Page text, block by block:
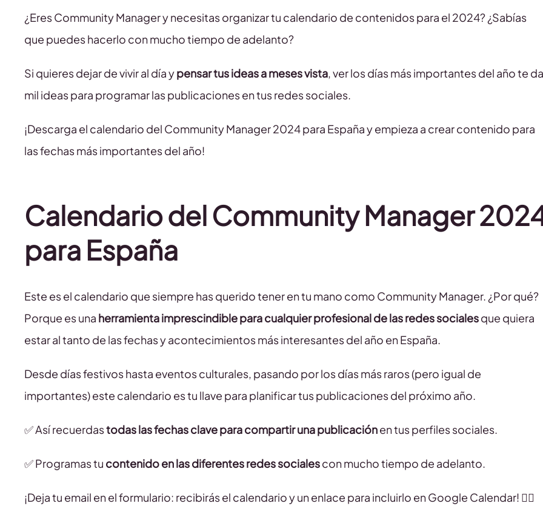
¿Eres Community Manager y necesitas organizar tu calendario de contenidos para el 2024? ¿Sabías
que puedes hacerlo con mucho tiempo de adelanto?
Si quieres dejar de vivir al día ypensar tus ideas a meses vista, ver los días más importantes del año te da
mil ideas para programar las publicaciones en tus redes sociales.
¡Descarga el calendario del Community Manager 2024 para España y empieza a crear contenido para
las fechas más importantes del año!
Calendario del Community Manager
para España
Este es el calendario que siempre has querido tener en tu mano como Community Manager. ¿Por qué?
Porque es una herramienta imprescindible para cualquier profesional de las redes socialesque quiera
estar al tanto de las fechas y acontecimientos más interesantes del año en España.
Desde días festivos hasta eventos culturales, pasando por los días más raros (pero igual de
importantes) este calendario es tu llave para planificar tus publicaciones del próximo año.
✅ Así recuerdastodas las fechas clave para compartir una publicaciónen tus perfiles sociales.
✅ Programas tu contenido en las diferentes redes socialescon mucho tiempo de adelanto.
¡Deja tu email en el formulario: recibirás el calendario y un enlace para incluirlo en Google Calendar! 👇🏻